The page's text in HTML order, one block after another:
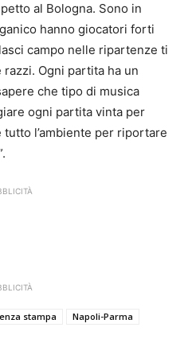
al Bologna. Sono in
hanno giocatori forti
campo nelle ripartenze ti
Ogni partita ha un
che tipo di musica
ogni partita vinta per
l’ambiente per riportare
stampa Napoli-Parma